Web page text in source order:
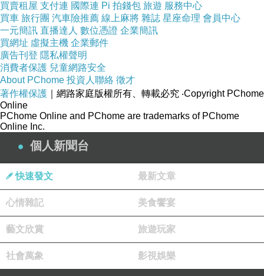
第一把刮鬍刀」，不再只是日常的工具，更是時
尚潮流配件！日本市場副總裁後藤秀夫特別蒞臨
現場表示「舒適Schick FIRST TOKYO第一把刮
鬍刀，將會透過年輕世代的消費者，擴大刮鬍刀
的市場，同時也會改變刮鬍市場的遊戲規則，一
起創造更好的未來！」
王ADEN「寫歌神器」曝光！舒適Schick FIRST
TOKYO第一把刮鬍刀特殊功效引爆話題
音樂靈感竟然和刮鬍子有關？王ADEN在記者會
上爆料，每次刮鬍子的流暢舒適感，竟然能夠幫
助自己激發音樂靈感！他笑說：「刮得乾淨，腦
袋也跟著清楚，靈感就會很順利的跑出來了！」
不只是王ADEN，許凱皓也表示：「刮得很滑順
的時候也會情不自禁的跳兩下！」而向來以電競
型男著稱的咪咪蛋更直言：「我真的無法接受我
留鬍渣的樣子！」舒適第一把刮鬍刀具備了安
買賣租屋 支付連 國際連 Pi 拍錢包 旅遊 服務中心
買車 旅行團 汽車險推薦 線上麻將 雜誌 星座命理 會員中心
一元簡訊 直播達人 數位憑證 企業簡訊
買網址 虛擬主機 企業郵件
廣告刊登 隱私權聲明
消費者保護 兒童網路安全
About PChome 投資人聯絡 徵才
著作權保護 ｜網路家庭版權所有、轉載必究 ‧Copyright PChome
Online
PChome Online and PChome are trademarks of PChome
Online Inc.
個人新聞台
快速發文 最新文章
心情雜記 美食饗宴
藝文欣賞 旅遊玩家
社會萬象 影視娛樂